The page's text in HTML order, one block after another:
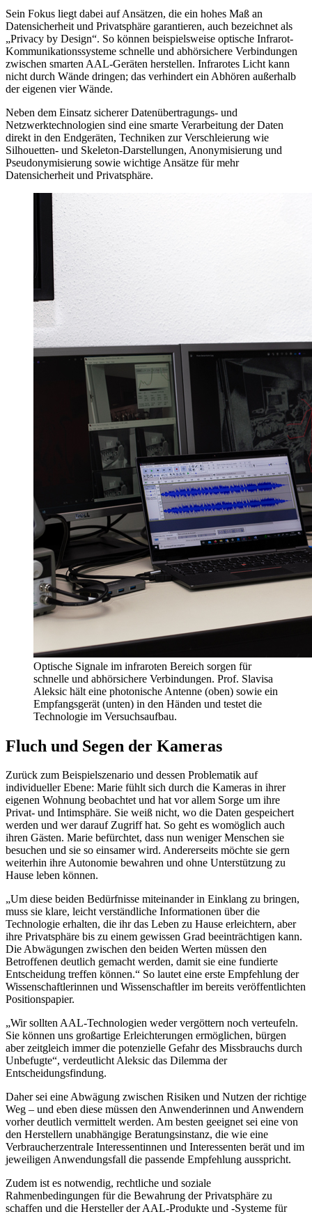
Sein Fokus liegt dabei auf Ansätzen, die ein hohes Maß an
Datensicherheit und Privatsphäre garantieren, auch bezeichnet als
„Privacy by Design“. So können beispielsweise optische Infrarot-
Kommunikationssysteme schnelle und abhörsichere Verbindungen
zwischen smarten AAL-Geräten herstellen. Infrarotes Licht kann
nicht durch Wände dringen; das verhindert ein Abhören außerhalb
der eigenen vier Wände.
Neben dem Einsatz sicherer Datenübertragungs- und
Netzwerktechnologien sind eine smarte Verarbeitung der Daten
direkt in den Endgeräten, Techniken zur Verschleierung wie
Silhouetten- und Skeleton-Darstellungen, Anonymisierung und
Pseudonymisierung sowie wichtige Ansätze für mehr
Datensicherheit und Privatsphäre.
Optische Signale im infraroten Bereich sorgen für
schnelle und abhörsichere Verbindungen. Prof. Slavisa
Aleksic hält eine photonische Antenne (oben) sowie ein
Empfangsgerät (unten) in den Händen und testet die
Technologie im Versuchsaufbau.
Fluch und Segen der Kameras
Zurück zum Beispielszenario und dessen Problematik auf
individueller Ebene: Marie fühlt sich durch die Kameras in ihrer
eigenen Wohnung beobachtet und hat vor allem Sorge um ihre
Privat- und Intimsphäre. Sie weiß nicht, wo die Daten gespeichert
werden und wer darauf Zugriff hat. So geht es womöglich auch
ihren Gästen. Marie befürchtet, dass nun weniger Menschen sie
besuchen und sie so einsamer wird. Andererseits möchte sie gern
weiterhin ihre Autonomie bewahren und ohne Unterstützung zu
Hause leben können.
„Um diese beiden Bedürfnisse miteinander in Einklang zu bringen,
muss sie klare, leicht verständliche Informationen über die
Technologie erhalten, die ihr das Leben zu Hause erleichtern, aber
ihre Privatsphäre bis zu einem gewissen Grad beeinträchtigen kann.
Die Abwägungen zwischen den beiden Werten müssen den
Betroffenen deutlich gemacht werden, damit sie eine fundierte
Entscheidung treffen können.“ So lautet eine erste Empfehlung der
Wissenschaftlerinnen und Wissenschaftler im bereits veröffentlichten
Positionspapier.
„Wir sollten AAL-Technologien weder vergöttern noch verteufeln.
Sie können uns großartige Erleichterungen ermöglichen, bürgen
aber zeitgleich immer die potenzielle Gefahr des Missbrauchs durch
Unbefugte“, verdeutlicht Aleksic das Dilemma der
Entscheidungsfindung.
Daher sei eine Abwägung zwischen Risiken und Nutzen der richtige
Weg – und eben diese müssen den Anwenderinnen und Anwendern
vorher deutlich vermittelt werden. Am besten geeignet sei eine von
den Herstellern unabhängige Beratungsinstanz, die wie eine
Verbraucherzentrale Interessentinnen und Interessenten berät und im
jeweiligen Anwendungsfall die passende Empfehlung ausspricht.
Zudem ist es notwendig, rechtliche und soziale
Rahmenbedingungen für die Bewahrung der Privatsphäre zu
schaffen und die Hersteller der AAL-Produkte und -Systeme für